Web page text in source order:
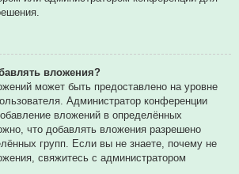
вложения?
может быть предоставлено на уровне
Администратор конференции
вложений в определённых
что добавлять вложения разрешено
групп. Если вы не знаете, почему не
свяжитесь с администратором